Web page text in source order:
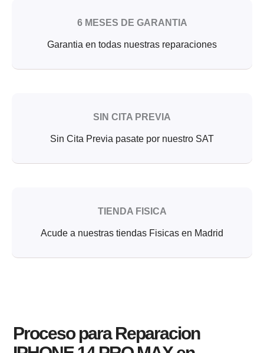
6 MESES DE GARANTIA
Garantia en todas nuestras reparaciones
SIN CITA PREVIA
Sin Cita Previa pasate por nuestro SAT
TIENDA FISICA
Acude a nuestras tiendas Fisicas en Madrid
Proceso para Reparacion